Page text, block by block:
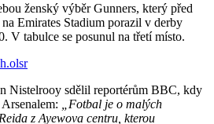
ženský výběr Gunners, který před
Emirates Stadium porazil v derby
V tabulce se posunul na třetí místo.
Nistelrooy sdělil reportérům BBC, kdy
„Fotbal je o malých
z Ayewova centru, kterou